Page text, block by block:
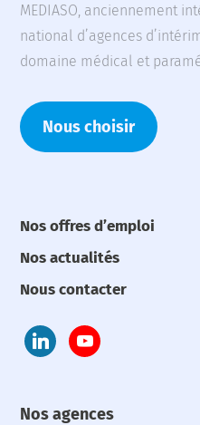
MEDIASO, anciennement
national d’agences
domaine médical et
Nous choisir
Nos offres d’emploi
Nos actualités
Nous contacter
Nos agences